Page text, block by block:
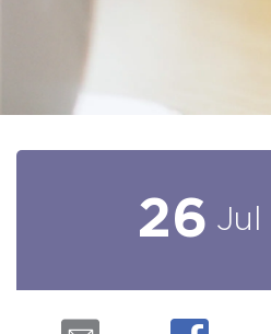
26 Jul